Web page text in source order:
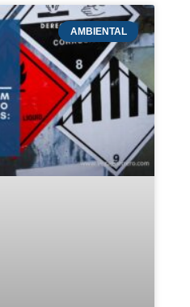
AMBIENTAL